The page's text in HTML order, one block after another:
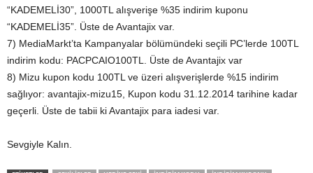
“KADEMELİ30”, 1000TL alışverişe %35 indirim kuponu
“KADEMELİ35”. Üste de Avantajix var.
7) MediaMarkt’ta Kampanyalar bölümündeki seçili PC’lerde 100TL
indirim kodu: PACPCAIO100TL. Üste de Avantajix var
8) Mizu kupon kodu 100TL ve üzeri alışverişlerde %15 indirim
sağlıyor: avantajix-mizu15, Kupon kodu 31.12.2014 tarihine kadar
geçerli. Üste de tabii ki Avantajix para iadesi var.
Sevgiyle Kalın.